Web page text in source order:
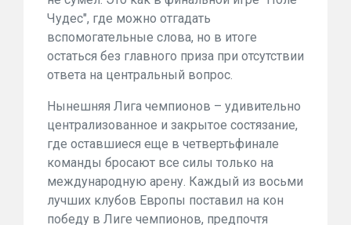
Чудес", где можно отгадать
вспомогательные слова, но в итоге
остаться без главного приза при отсутствии
ответа на центральный вопрос.
Нынешняя Лига чемпионов – удивительно
централизованное и закрытое состязание,
где оставшиеся еще в четвертьфинале
команды бросают все силы только на
международную арену. Каждый из восьми
лучших клубов Европы поставил на кон
победу в Лиге чемпионов, предпочтя